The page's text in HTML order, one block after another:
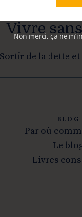
Vivre
Sortir de la dette
BLOG
Par où
Le
Livres
Non merci, ça ne